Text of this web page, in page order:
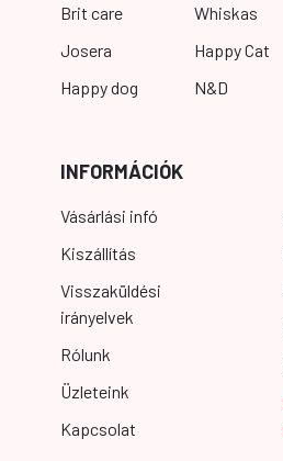
Brit care
Josera
Happy dog
Whiskas
Happy Cat
N&D
INFORMÁCIÓK
Vásárlási infó
Kiszállítás
Visszaküldési
irányelvek
Rólunk
Üzleteink
Kapcsolat